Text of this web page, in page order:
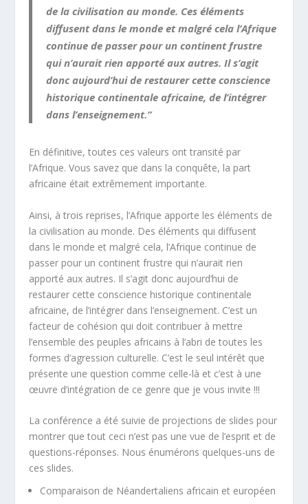
de la civilisation au monde. Ces éléments
diffusent dans le monde et malgré cela l’Afrique
continue de passer pour un continent frustre
qui n’aurait rien apporté aux autres. Il s’agit
donc aujourd’hui de restaurer cette conscience
historique continentale africaine, de l’intégrer
dans l’enseignement.”
En définitive, toutes ces valeurs ont transité par
l’Afrique. Vous savez que dans la conquête, la part
africaine était extrêmement importante.
Ainsi, à trois reprises, l’Afrique apporte les éléments de
la civilisation au monde. Des éléments qui diffusent
dans le monde et malgré cela, l’Afrique continue de
passer pour un continent frustre qui n’aurait rien
apporté aux autres. Il s’agit donc aujourd’hui de
restaurer cette conscience historique continentale
africaine, de l’intégrer dans l’enseignement. C’est un
facteur de cohésion qui doit contribuer à mettre
l’ensemble des peuples africains à l’abri de toutes les
formes d’agression culturelle. C’est le seul intérêt que
présente une question comme celle-là et c’est à une
œuvre d’intégration de ce genre que je vous invite !!!
La conférence a été suivie de projections de slides pour
montrer que tout ceci n’est pas une vue de l’esprit et de
questions-réponses. Nous énumérons quelques-uns de
ces slides.
Comparaison de Néandertaliens africain et européen